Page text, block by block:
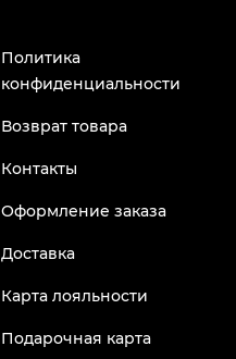
Политика
конфиденциальности
Возврат товара
Контакты
Оформление заказа
Доставка
Карта лояльности
Подарочная карта